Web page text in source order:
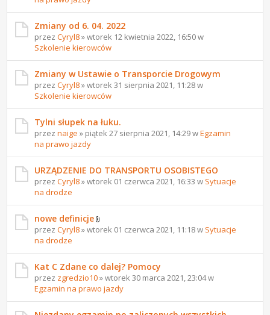
Zmiany od 6. 04. 2022
przezCyryl8» wtorek 12 kwietnia 2022, 16:50 w
Szkolenie kierowców
Zmiany w Ustawie o Transporcie Drogowym
przezCyryl8» wtorek 31 sierpnia 2021, 11:28 w
Szkolenie kierowców
Tylni słupek na łuku.
przeznaige » piątek 27 sierpnia 2021, 14:29 wEgzamin
na prawo jazdy
URZĄDZENIE DO TRANSPORTU OSOBISTEGO
przezCyryl8» wtorek 01 czerwca 2021, 16:33 w Sytuacje
na drodze
nowe definicje
przezCyryl8» wtorek 01 czerwca 2021, 11:18 w Sytuacje
na drodze
Kat C Zdane co dalej? Pomocy
przez zgredzio10» wtorek 30 marca 2021, 23:04 w
Egzamin na prawo jazdy